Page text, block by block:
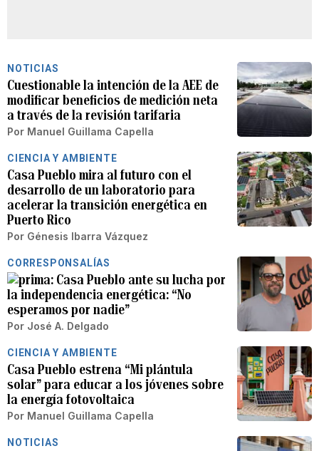
NOTICIAS
Cuestionable la intención de la AEE de
modificar beneficios de medición neta
a través de la revisión tarifaria
Por Manuel Guillama Capella
CIENCIA Y AMBIENTE
Casa Pueblo mira al futuro con el
desarrollo de un laboratorio para
acelerar la transición energética en
Puerto Rico
Por Génesis Ibarra Vázquez
CORRESPONSALÍAS
Casa Pueblo ante su lucha por
la independencia energética: “No
esperamos por nadie”
Por José A. Delgado
CIENCIA Y AMBIENTE
Casa Pueblo estrena “Mi plántula
solar” para educar a los jóvenes sobre
la energía fotovoltaica
Por Manuel Guillama Capella
NOTICIAS